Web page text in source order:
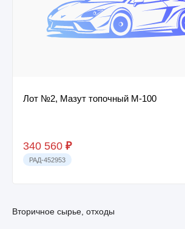
Лот №2, Мазут топочный М-100
340 560 ₽
РАД-452953
Вторичное сырье, отходы